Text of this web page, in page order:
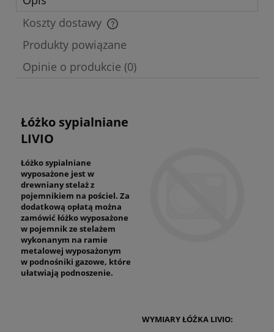
Koszty dostawy
Cena nie zawiera ewentualnych kosztów płatności
Produkty powiązane
Opinie o produkcie (0)
Łóżko sypialniane
LIVIO
Łóżko sypialniane
wyposażone jest w
drewniany stelaż z
pojemnikiem na pościel. Za
dodatkową opłatą można
zamówić łóżko wyposażone
w pojemnik ze stelażem
wykonanym na ramie
metalowej wyposażonym
w podnośniki gazowe, które
ułatwiają podnoszenie.
WYMIARY ŁÓŻKA LIVIO: